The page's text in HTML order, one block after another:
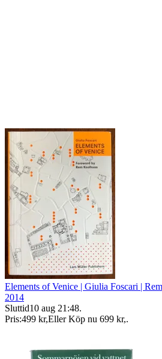
Elements of Venice | Giulia Foscari |
2014
Sluttid10 aug 21:48.
Pris:499 kr,Eller Köp nu 699 kr,.